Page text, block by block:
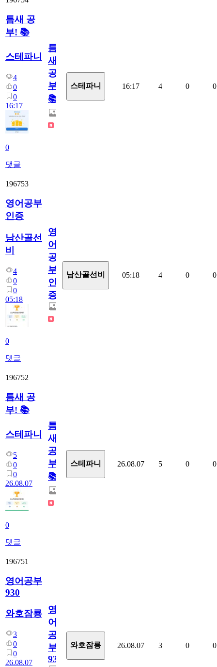
틈새 공
부! 📚
스테파니
4
0
0
16:17
0
댓글
틈
새
공
부!
📚
스테파니 16:17 4 0 0
196753
영어공부
인증
남산골선
비
4
0
0
05:18
0
댓글
영
어
공
부
인
증
남산골선비 05:18 4 0 0
196752
틈새 공
부! 📚
스테파니
5
0
0
26.08.07
0
댓글
틈
새
공
부!
📚
스테파니 26.08.07 5 0 0
196751
영어공부
930
와호잠룡
3
0
0
26.08.07
영
어
공
부
930
와호잠룡 26.08.07 3 0 0